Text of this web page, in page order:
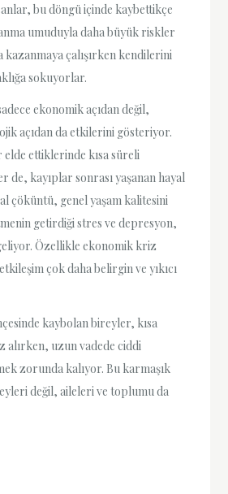
bu döngü içinde kaybettikçe
umuduyla daha büyük riskler
kazanmaya çalışırken kendilerini
sokuyorlar.
ekonomik açıdan değil,
açıdan da etkilerini gösteriyor.
ettiklerinde kısa süreli
de, kayıplar sonrası yaşanan hayal
çöküntü, genel yaşam kalitesini
getirdiği stres ve depresyon,
Özellikle ekonomik kriz
çok daha belirgin ve yıkıcı
kaybolan bireyler, kısa
alırken, uzun vadede ciddi
zorunda kalıyor. Bu karmaşık
değil, aileleri ve toplumu da